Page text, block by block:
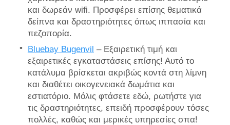
και δωρεάν wifi. Προσφέρει επίσης θεματικά
δείπνα και δραστηριότητες όπως ιππασία και
πεζοπορία.
Bluebay Bugenvil – Εξαιρετική τιμή και
εξαιρετικές εγκαταστάσεις επίσης! Αυτό το
κατάλυμα βρίσκεται ακριβώς κοντά στη λίμνη
και διαθέτει οικογενειακά δωμάτια και
εστιατόριο. Μόλις φτάσετε εδώ, ρωτήστε για
τις δραστηριότητες, επειδή προσφέρουν τόσες
πολλές, καθώς και μερικές υπηρεσίες σπα!